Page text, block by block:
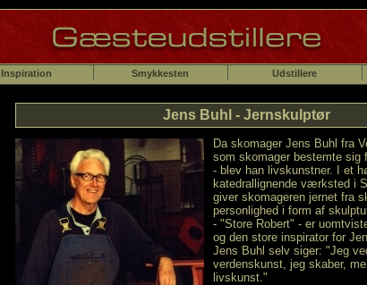
Inspiration Smykkesten Udstillere
Jens Buhl - Jernskulptør
Da skomager Jens Buhl fra
som skomager bestemte
- blev han livskunstner. I et
katedrallignende værksted i
giver skomageren jernet fra
personlighed i form af
- "Store Robert" - er
og den store inspirator for
Jens Buhl selv siger: "Jeg
verdenskunst, jeg skaber,
livskunst."